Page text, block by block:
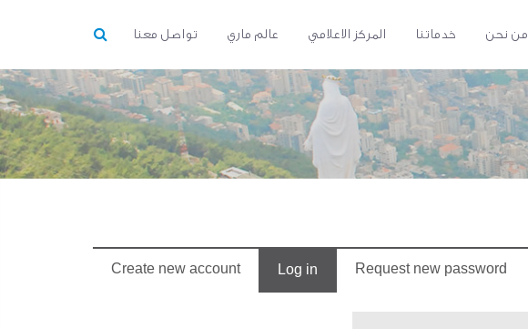
من نحن خدماتنا المركز الاعلامي عالم ماري تواصل معنا
Create new account Log in
(active
tab)
Request new password